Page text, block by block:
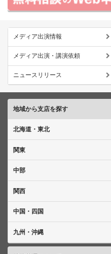
メディア出演情報
メディア出演・講演依頼
ニュースリリース
地域から支店を探す
北海道・東北
関東
中部
関西
中国・四国
九州・沖縄